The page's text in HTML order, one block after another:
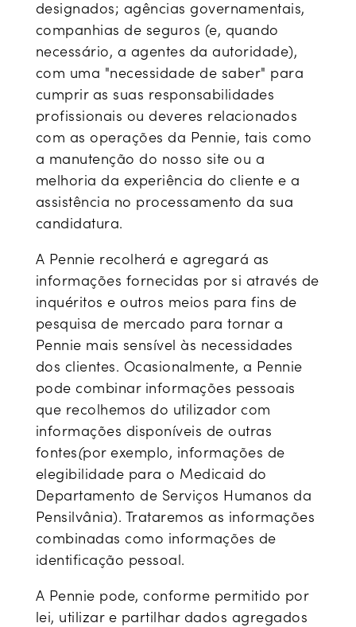
designados; agências governamentais,
companhias de seguros (e, quando
necessário, a agentes da autoridade),
com uma "necessidade de saber" para
cumprir as suas responsabilidades
profissionais ou deveres relacionados
com as operações da Pennie, tais como
a manutenção do nosso site ou a
melhoria da experiência do cliente e a
assistência no processamento da sua
candidatura.
A Pennie recolherá e agregará as
informações fornecidas por si através de
inquéritos e outros meios para fins de
pesquisa de mercado para tornar a
Pennie mais sensível às necessidades
dos clientes. Ocasionalmente, a Pennie
pode combinar informações pessoais
que recolhemos do utilizador com
informações disponíveis de outras
fontes(por exemplo, informações de
elegibilidade para o Medicaid do
Departamento de Serviços Humanos da
Pensilvânia). Trataremos as informações
combinadas como informações de
identificação pessoal.
A Pennie pode, conforme permitido por
lei, utilizar e partilhar dados agregados